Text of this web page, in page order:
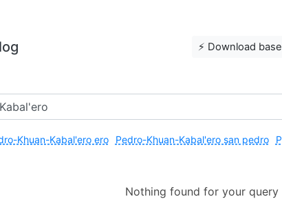
⚡️ Download base
Khuan-Kabal'ero ero Pedro-Khuan-Kabal'ero san pedro
Nothing found for your query